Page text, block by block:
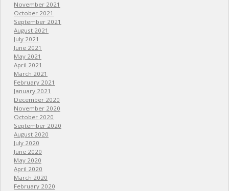
November 2021
October 2021
September 2021
August 2021
July 2021
June 2021
May 2021
April 2021
March 2021
February 2021
January 2021
December 2020
November 2020
October 2020
September 2020
August 2020
July 2020
June 2020
May 2020
April 2020
March 2020
February 2020